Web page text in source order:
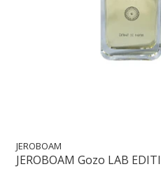
JEROBOAM
JEROBOAM Gozo LAB